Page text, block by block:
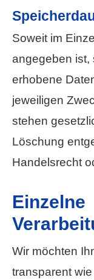
Soweit im
angegeben ist,
erhobene
jeweiligen
stehen
Löschung
Handelsrecht
Einzelne
Wir möchten
transparent